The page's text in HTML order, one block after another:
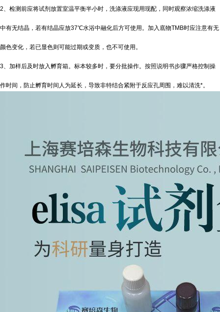
2、检测前应将试剂放置室温平衡半小时，洗涤液应现用现配，同时观察浓缩洗涤液
中有无结晶，若有结晶应放37℃水浴中融化后方可使用。加入底物TMB时应注意有无
颜色变化，若已显色则可能过期或变质，也不可使用。
3、加样后及时放入孵育箱。标本较多时，要分批操作。按照说明书步骤严格控制操
作时间，防止孵育时间人为延长，导致非特结合紧附于反应孔周围，难以清洗*。